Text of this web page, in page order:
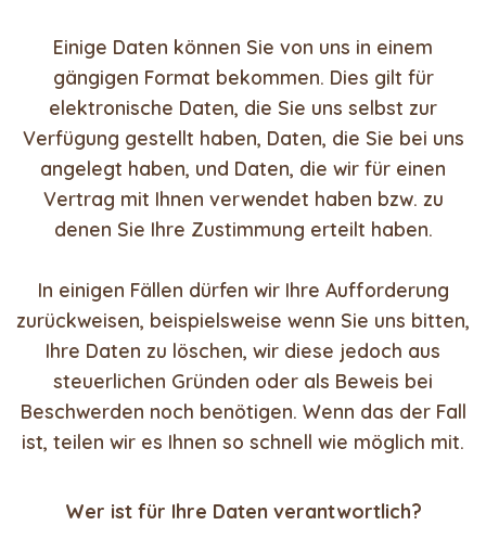
Einige Daten können Sie von uns in einem
gängigen Format bekommen. Dies gilt für
elektronische Daten, die Sie uns selbst zur
Verfügung gestellt haben, Daten, die Sie bei uns
angelegt haben, und Daten, die wir für einen
Vertrag mit Ihnen verwendet haben bzw. zu
denen Sie Ihre Zustimmung erteilt haben.
In einigen Fällen dürfen wir Ihre Aufforderung
zurückweisen, beispielsweise wenn Sie uns bitten,
Ihre Daten zu löschen, wir diese jedoch aus
steuerlichen Gründen oder als Beweis bei
Beschwerden noch benötigen. Wenn das der Fall
ist, teilen wir es Ihnen so schnell wie möglich mit.
Wer ist für Ihre Daten verantwortlich?